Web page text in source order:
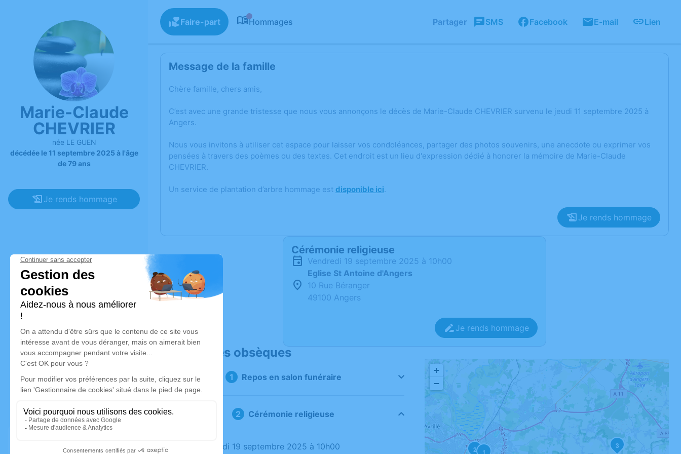
Marie-Claude
CHEVRIER
née LE GUEN
décédée le 11 septembre 2025 à l'âge
de 79 ans
Je rends hommage
Faire-part Hommages Partager SMS Facebook E-mail Lien
Message de la famille
Chère famille, chers amis,
C’est avec une grande tristesse que nous vous annonçons le décès de Marie-Claude CHEVRIER survenu le jeudi 11 septembre 2025 à
Angers.
Nous vous invitons à utiliser cet espace pour laisser vos condoléances, partager des photos souvenirs, une anecdote ou exprimer vos
pensées à travers des poèmes ou des textes. Cet endroit est un lieu d'expression dédié à honorer la mémoire de Marie-Claude
CHEVRIER.
Un service de plantation d’arbre hommage est disponible ici.
Je rends hommage
Cérémonie religieuse
vendredi 19 septembre 2025 à 10h00
Eglise St Antoine d'Angers
10 Rue Béranger
49100 Angers
Je rends hommage
Déroulé des obsèques
Repos en salon funéraire
Cérémonie religieuse
Le vendredi 19 septembre 2025 à 10h00
1
2 3
+
−